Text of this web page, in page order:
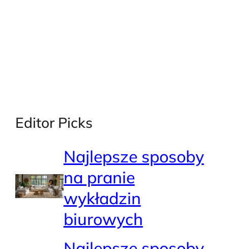
Editor Picks
Najlepsze sposoby
na pranie
wykładzin
biurowych